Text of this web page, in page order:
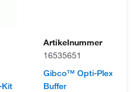
Kit
Artikelnummer
16535651
Gibco™ Opti-Plex™
Buffer